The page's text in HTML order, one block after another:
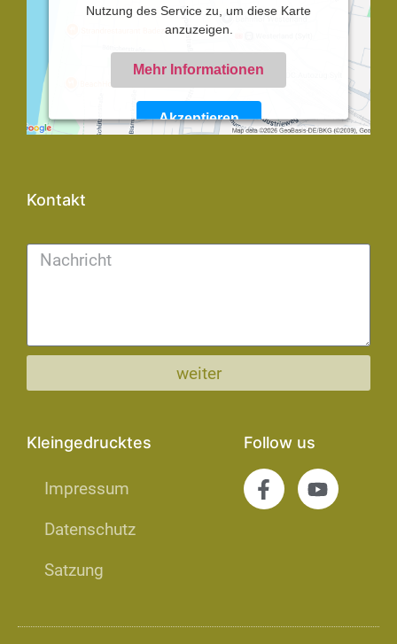
Nutzung des Service zu, um diese Karte
anzuzeigen.
Mehr Informationen
Akzeptieren
Kontakt
weiter
Kleingedrucktes
Impressum
Datenschutz
Satzung
Follow us